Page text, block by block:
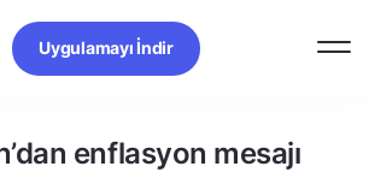
Uygulamayı İndir
enflasyon mesajı